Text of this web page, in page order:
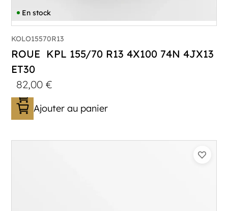
En stock
KOLO15570R13
ROUE KPL 155/70 R13 4X100 74N 4JX13
ET30
82,00€
Ajouter au panier